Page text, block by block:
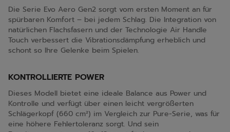
Die Serie Evo Aero Gen2 sorgt vom ersten Moment an für
spürbaren Komfort – bei jedem Schlag. Die Integration von
natürlichen Flachsfasern und der Technologie Air Handle
Touch verbessert die Vibrationsdämpfung erheblich und
schont so Ihre Gelenke beim Spielen.
KONTROLLIERTE POWER
Dieses Modell bietet eine ideale Balance aus Power und
Kontrolle und verfügt über einen leicht vergrößerten
Schlägerkopf (660 cm²) im Vergleich zur Pure-Serie, was für
eine höhere Fehlertoleranz sorgt. Und sein